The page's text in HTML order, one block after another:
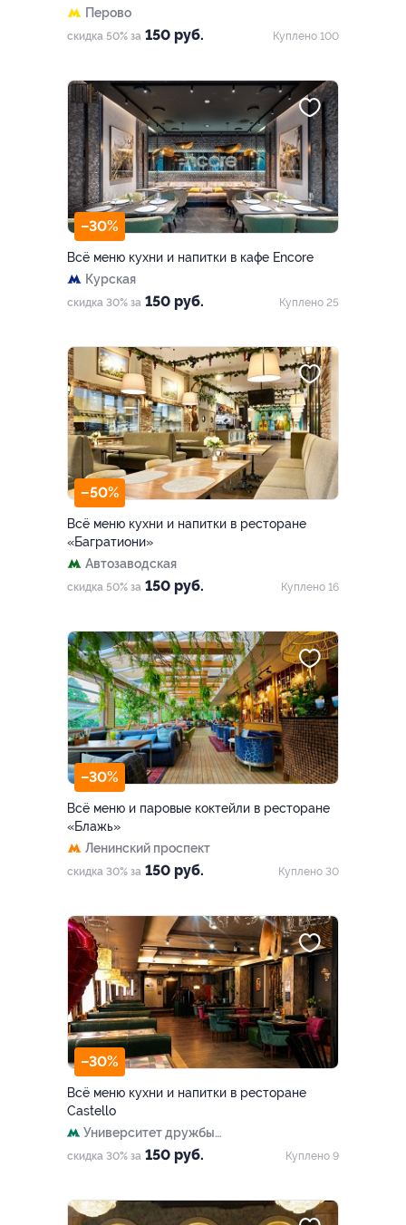
Перово
скидка 50% за 150 руб. Куплено 100
–30%
Всё меню кухни и напитки в кафе Encore
Курская
скидка 30% за 150 руб. Куплено 25
–50%
Всё меню кухни и напитки в ресторане
«Багратиони»
Автозаводская
скидка 50% за 150 руб. Куплено 16
–30%
Всё меню и паровые коктейли в ресторане
«Блажь»
Ленинский проспект
скидка 30% за 150 руб. Куплено 30
–30%
Всё меню кухни и напитки в ресторане
Castello
Университет дружбы
народов
скидка 30% за 150 руб. Куплено 9